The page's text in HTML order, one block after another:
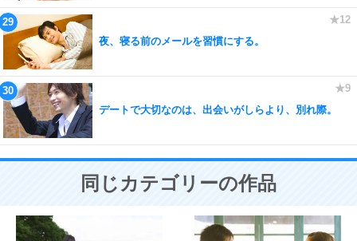
夜、寝る前のメールを習慣にする。
デートで大切なのは、出会いがしらより、別れ際。
同じカテゴリーの作品